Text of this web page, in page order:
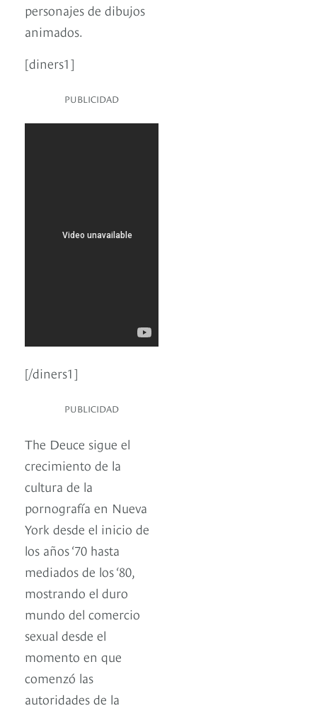
personajes de dibujos
animados.
[diners1]
PUBLICIDAD
[/diners1]
PUBLICIDAD
The Deuce sigue el
crecimiento de la
cultura de la
pornografía en Nueva
York desde el inicio de
los años ‘70 hasta
mediados de los ‘80,
mostrando el duro
mundo del comercio
sexual desde el
momento en que
comenzó las
autoridades de la